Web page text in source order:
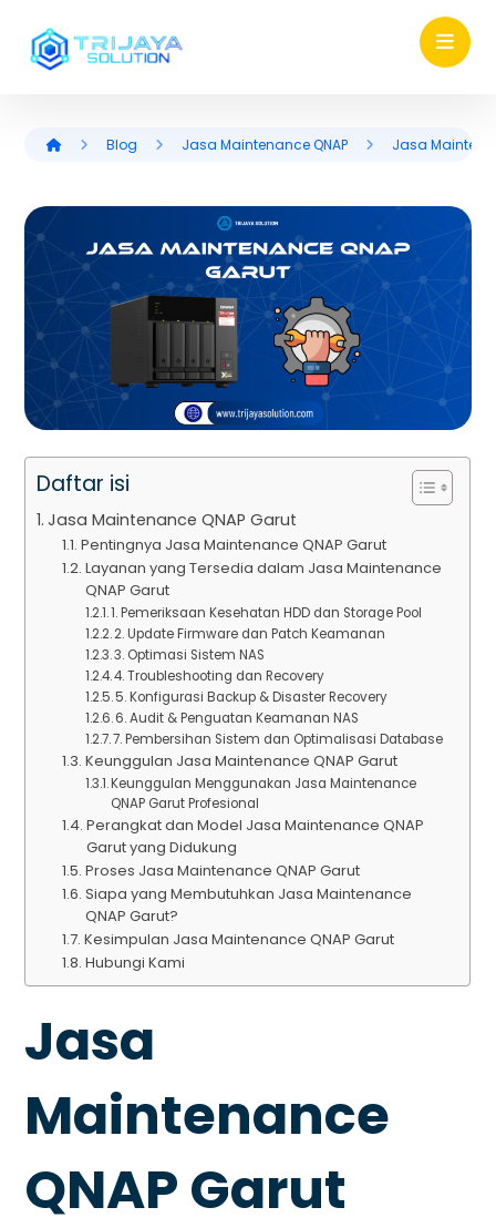
Blog Jasa Maintenance QNAP Jasa
Daftar isi
Jasa Maintenance QNAP Garut
Pentingnya Jasa Maintenance QNAP Garut
Layanan yang Tersedia dalam Jasa Maintenance
QNAP Garut
1. Pemeriksaan Kesehatan HDD dan Storage Pool
2. Update Firmware dan Patch Keamanan
3. Optimasi Sistem NAS
4. Troubleshooting dan Recovery
5. Konfigurasi Backup & Disaster Recovery
6. Audit & Penguatan Keamanan NAS
7. Pembersihan Sistem dan Optimalisasi Database
Keunggulan Jasa Maintenance QNAP Garut
Keunggulan Menggunakan Jasa Maintenance
QNAP Garut Profesional
Perangkat dan Model Jasa Maintenance QNAP
Garut yang Didukung
Proses Jasa Maintenance QNAP Garut
Siapa yang Membutuhkan Jasa Maintenance
QNAP Garut?
Kesimpulan Jasa Maintenance QNAP Garut
Hubungi Kami
Jasa
Maintenance
QNAP Garut